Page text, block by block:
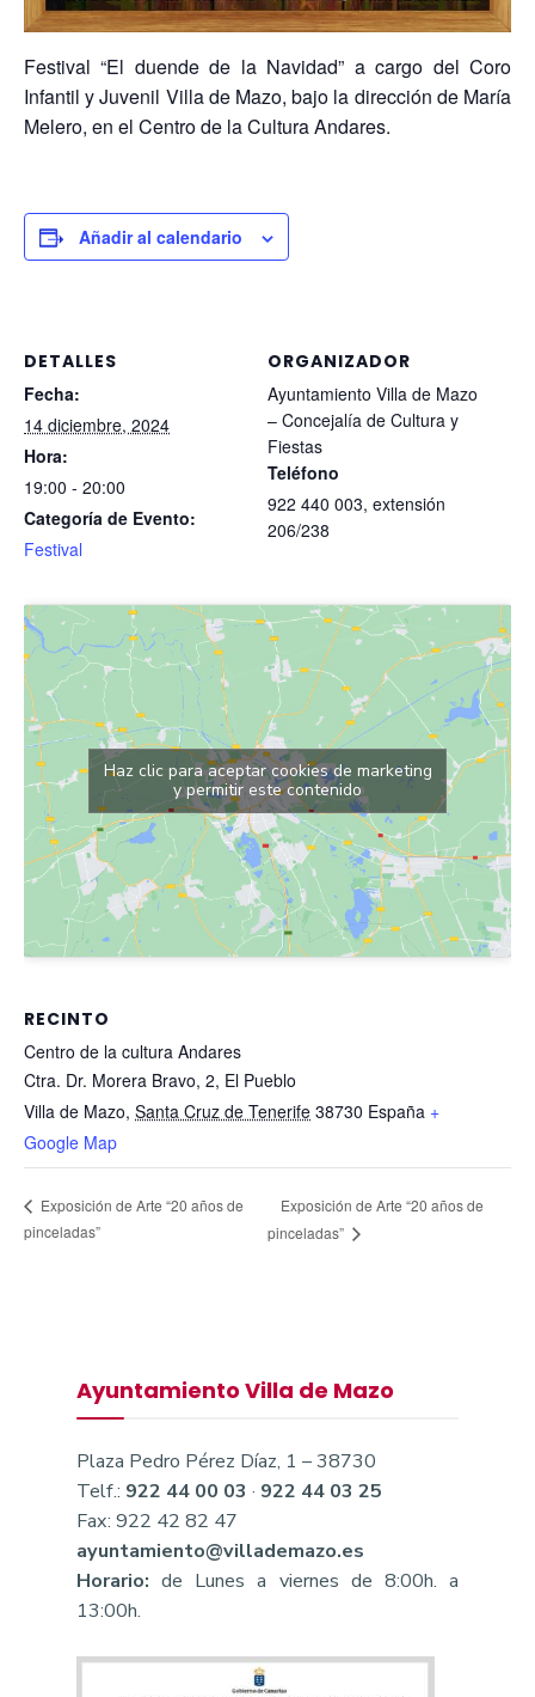
Festival “El duende de la Navidad” a cargo del Coro
Infantil y Juvenil Villa de Mazo, bajo la dirección de María
Melero, en el Centro de la Cultura Andares.
Añadir al calendario
DETALLES
Fecha:
14 diciembre, 2024
Hora:
19:00 - 20:00
Categoría de Evento:
Festival
ORGANIZADOR
Ayuntamiento Villa de Mazo
– Concejalía de Cultura y
Fiestas
Teléfono
922 440 003, extensión
206/238
RECINTO
Centro de la cultura Andares
Ctra. Dr. Morera Bravo, 2, El Pueblo
Villa de Mazo, Santa Cruz de Tenerife 38730 España +
Google Map
Haz clic para aceptar cookies de marketing
y permitir este contenido
Exposición de Arte “20 años de
pinceladas”
Exposición de Arte “20 años de
pinceladas”
Ayuntamiento Villa de Mazo
Plaza Pedro Pérez Díaz, 1 – 38730
Telf.: 922 44 00 03 · 922 44 03 25
Fax: 922 42 82 47
ayuntamiento@villademazo.es
Horario: de Lunes a viernes de 8:00h. a
13:00h.